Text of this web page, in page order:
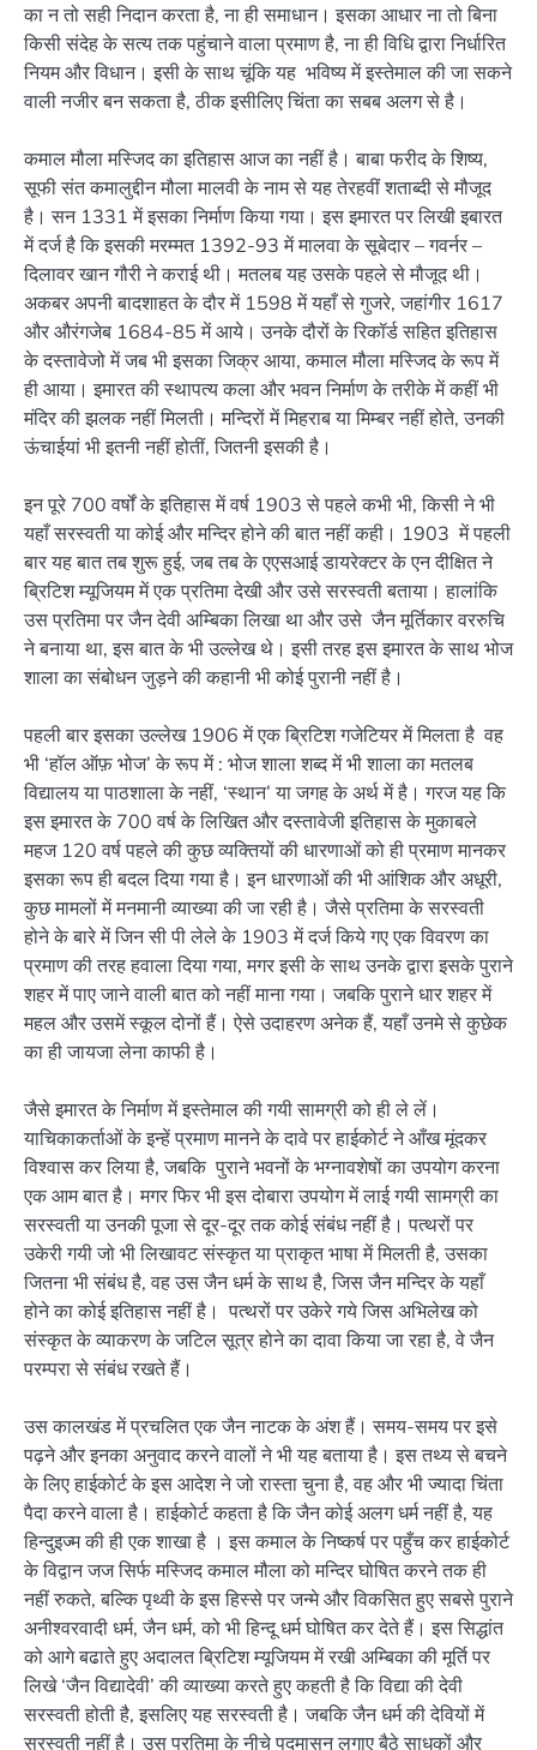
का न तो सही निदान करता है, ना ही समाधान। इसका आधार ना तो बिना
किसी संदेह के सत्य तक पहुंचाने वाला प्रमाण है, ना ही विधि द्वारा निर्धारित
नियम और विधान। इसी के साथ चूंकि यह भविष्य में इस्तेमाल की जा सकने
वाली नजीर बन सकता है, ठीक इसीलिए चिंता का सबब अलग से है।
कमाल मौला मस्जिद का इतिहास आज का नहीं है। बाबा फरीद के शिष्य,
सूफी संत कमालुद्दीन मौला मालवी के नाम से यह तेरहवीं शताब्दी से मौजूद
है। सन 1331 में इसका निर्माण किया गया। इस इमारत पर लिखी इबारत
में दर्ज है कि इसकी मरम्मत 1392-93 में मालवा के सूबेदार – गवर्नर –
दिलावर खान गौरी ने कराई थी। मतलब यह उसके पहले से मौजूद थी।
अकबर अपनी बादशाहत के दौर में 1598 में यहाँ से गुजरे, जहांगीर 1617
और औरंगजेब 1684-85 में आये। उनके दौरों के रिकॉर्ड सहित इतिहास
के दस्तावेजो में जब भी इसका जिक्र आया, कमाल मौला मस्जिद के रूप में
ही आया। इमारत की स्थापत्य कला और भवन निर्माण के तरीके में कहीं भी
मंदिर की झलक नहीं मिलती। मन्दिरों में मिहराब या मिम्बर नहीं होते, उनकी
ऊंचाईयां भी इतनी नहीं होतीं, जितनी इसकी है।
इन पूरे 700 वर्षों के इतिहास में वर्ष 1903 से पहले कभी भी, किसी ने भी
यहाँ सरस्वती या कोई और मन्दिर होने की बात नहीं कही। 1903 में पहली
बार यह बात तब शुरू हुई, जब तब के एएसआई डायरेक्टर के एन दीक्षित ने
ब्रिटिश म्यूजियम में एक प्रतिमा देखी और उसे सरस्वती बताया। हालांकि
उस प्रतिमा पर जैन देवी अम्बिका लिखा था और उसे जैन मूर्तिकार वररुचि
ने बनाया था, इस बात के भी उल्लेख थे। इसी तरह इस इमारत के साथ भोज
शाला का संबोधन जुड़ने की कहानी भी कोई पुरानी नहीं है।
पहली बार इसका उल्लेख 1906 में एक ब्रिटिश गजेटियर में मिलता है वह
भी ‘हॉल ऑफ़ भोज’ के रूप में : भोज शाला शब्द में भी शाला का मतलब
विद्यालय या पाठशाला के नहीं, ‘स्थान’ या जगह के अर्थ में है। गरज यह कि
इस इमारत के 700 वर्ष के लिखित और दस्तावेजी इतिहास के मुकाबले
महज 120 वर्ष पहले की कुछ व्यक्तियों की धारणाओं को ही प्रमाण मानकर
इसका रूप ही बदल दिया गया है। इन धारणाओं की भी आंशिक और अधूरी,
कुछ मामलों में मनमानी व्याख्या की जा रही है। जैसे प्रतिमा के सरस्वती
होने के बारे में जिन सी पी लेले के 1903 में दर्ज किये गए एक विवरण का
प्रमाण की तरह हवाला दिया गया, मगर इसी के साथ उनके द्वारा इसके पुराने
शहर में पाए जाने वाली बात को नहीं माना गया। जबकि पुराने धार शहर में
महल और उसमें स्कूल दोनों हैं। ऐसे उदाहरण अनेक हैं, यहाँ उनमे से कुछेक
का ही जायजा लेना काफी है।
जैसे इमारत के निर्माण में इस्तेमाल की गयी सामग्री को ही ले लें।
याचिकाकर्ताओं के इन्हें प्रमाण मानने के दावे पर हाईकोर्ट ने आँख मूंदकर
विश्वास कर लिया है, जबकि पुराने भवनों के भग्नावशेषों का उपयोग करना
एक आम बात है। मगर फिर भी इस दोबारा उपयोग में लाई गयी सामग्री का
सरस्वती या उनकी पूजा से दूर-दूर तक कोई संबंध नहीं है। पत्थरों पर
उकेरी गयी जो भी लिखावट संस्कृत या प्राकृत भाषा में मिलती है, उसका
जितना भी संबंध है, वह उस जैन धर्म के साथ है, जिस जैन मन्दिर के यहाँ
होने का कोई इतिहास नहीं है। पत्थरों पर उकेरे गये जिस अभिलेख को
संस्कृत के व्याकरण के जटिल सूत्र होने का दावा किया जा रहा है, वे जैन
परम्परा से संबंध रखते हैं।
उस कालखंड में प्रचलित एक जैन नाटक के अंश हैं। समय-समय पर इसे
पढ़ने और इनका अनुवाद करने वालों ने भी यह बताया है। इस तथ्य से बचने
के लिए हाईकोर्ट के इस आदेश ने जो रास्ता चुना है, वह और भी ज्यादा चिंता
पैदा करने वाला है। हाईकोर्ट कहता है कि जैन कोई अलग धर्म नहीं है, यह
हिन्दुइज्म की ही एक शाखा है । इस कमाल के निष्कर्ष पर पहुँच कर हाईकोर्ट
के विद्वान जज सिर्फ मस्जिद कमाल मौला को मन्दिर घोषित करने तक ही
नहीं रुकते, बल्कि पृथ्वी के इस हिस्से पर जन्मे और विकसित हुए सबसे पुराने
अनीश्वरवादी धर्म, जैन धर्म, को भी हिन्दू धर्म घोषित कर देते हैं। इस सिद्धांत
को आगे बढाते हुए अदालत ब्रिटिश म्यूजियम में रखी अम्बिका की मूर्ति पर
लिखे ‘जैन विद्यादेवी’ की व्याख्या करते हुए कहती है कि विद्या की देवी
सरस्वती होती है, इसलिए यह सरस्वती है। जबकि जैन धर्म की देवियों में
सरस्वती नहीं है। उस प्रतिमा के नीचे पदमासन लगाए बैठे साधकों और